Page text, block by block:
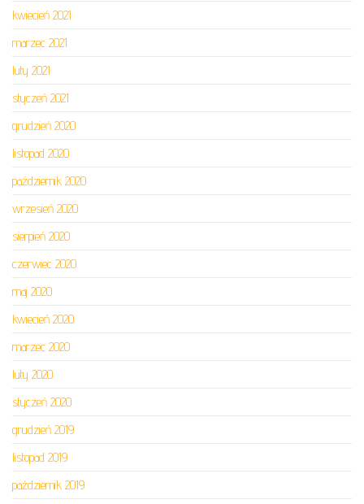
kwiecień 2021
marzec 2021
luty 2021
styczeń 2021
grudzień 2020
listopad 2020
październik 2020
wrzesień 2020
sierpień 2020
czerwiec 2020
maj 2020
kwiecień 2020
marzec 2020
luty 2020
styczeń 2020
grudzień 2019
listopad 2019
październik 2019